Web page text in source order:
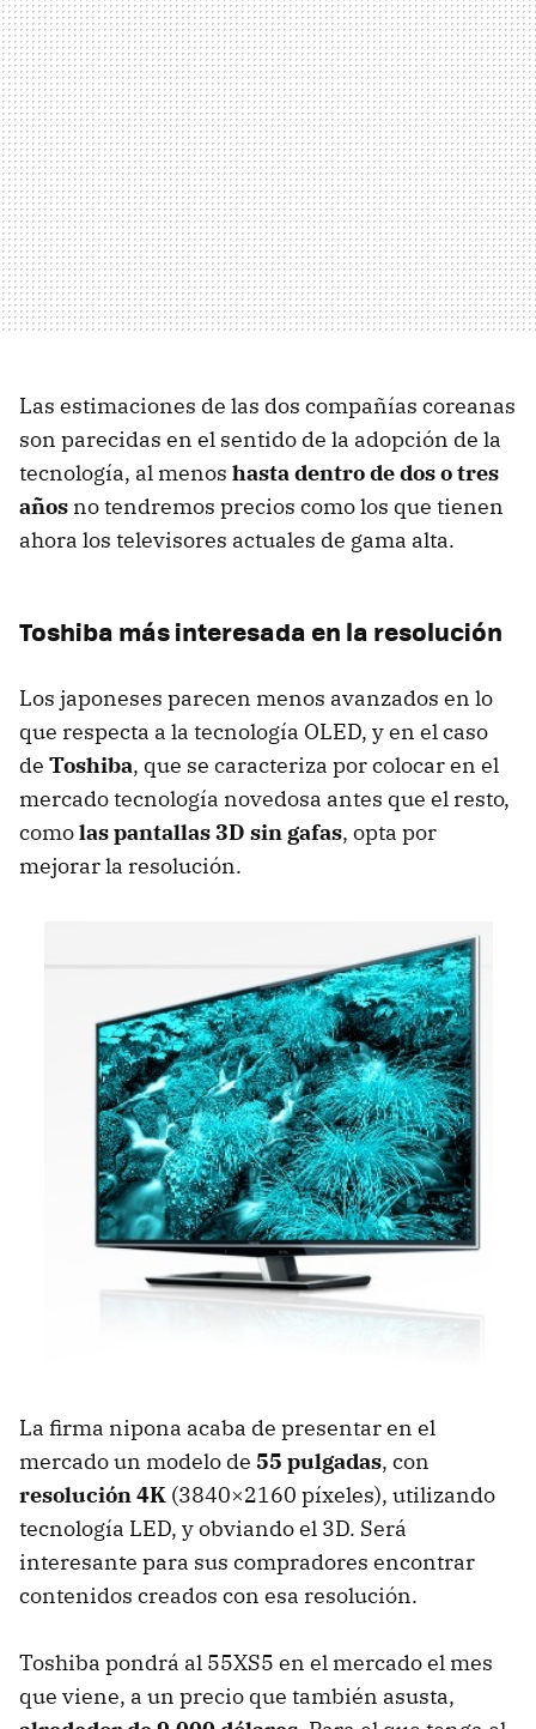
Las estimaciones de las dos compañías coreanas
son parecidas en el sentido de la adopción de la
tecnología, al menos hasta dentro de dos o tres
años no tendremos precios como los que tienen
ahora los televisores actuales de gama alta.
Toshiba más interesada en la resolución
Los japoneses parecen menos avanzados en lo
que respecta a la tecnología OLED, y en el caso
de Toshiba, que se caracteriza por colocar en el
mercado tecnología novedosa antes que el resto,
comolas pantallas 3D sin gafas, opta por
mejorar la resolución.
La firma nipona acaba de presentar en el
mercado un modelo de 55 pulgadas, con
resolución 4K (3840×2160 píxeles), utilizando
tecnología LED, y obviando el 3D. Será
interesante para sus compradores encontrar
contenidos creados con esa resolución.
Toshiba pondrá al 55XS5 en el mercado el mes
que viene, a un precio que también asusta,